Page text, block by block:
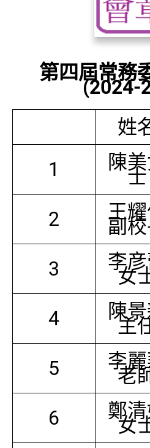
第四屆常務
(2024-
姓
1
陳
士
2 王
副
3 李
女
4 陳
主
5 李
老
6 鄭
女